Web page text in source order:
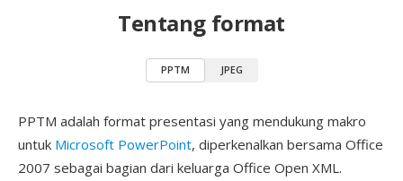
Tentang format
PPTM JPEG
PPTM adalah format presentasi yang mendukung makro
untuk Microsoft PowerPoint, diperkenalkan bersama Office
2007 sebagai bagian dari keluarga Office Open XML.